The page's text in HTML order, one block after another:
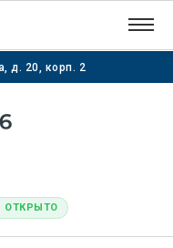
д. 20, корп. 2
ОТКРЫТО